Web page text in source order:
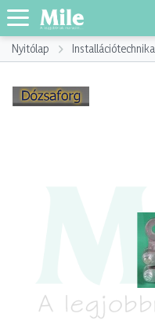
Nyitólap Installációtechnika